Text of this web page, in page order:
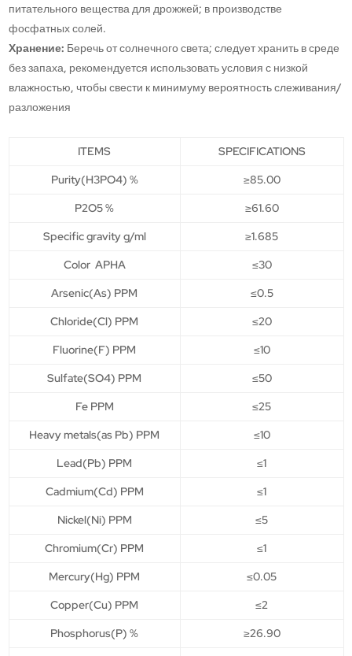
питательного вещества для дрожжей; в производстве
фосфатных солей.
Хранение: Беречь от солнечного света; следует хранить в среде
без запаха, рекомендуется использовать условия с низкой
влажностью, чтобы свести к минимуму вероятность слеживания/
разложения
ITEMS
SPECIFICATIONS
Purity(H3PO4) %
≥85.00
P2O5 %
≥61.60
Specific gravity g/ml
≥1.685
Color APHA
≤30
Arsenic(As) PPM
≤0.5
Chloride(Cl) PPM
≤20
Fluorine(F) PPM
≤10
Sulfate(SO4) PPM
≤50
Fe PPM
≤25
Heavy metals(as Pb) PPM
≤10
Lead(Pb) PPM
≤1
Cadmium(Cd) PPM
≤1
Nickel(Ni) PPM
≤5
Chromium(Cr) PPM
≤1
Mercury(Hg) PPM
≤0.05
Copper(Cu) PPM
≤2
Phosphorus(P) %
≥26.90